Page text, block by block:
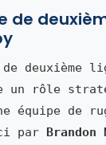
de
deuxième
un rôle
équipe de
par Brandon